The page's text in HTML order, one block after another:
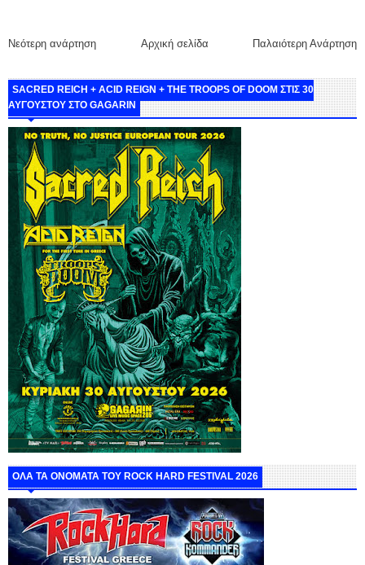
Νεότερη ανάρτηση Παλαιότερη Ανάρτηση
Αρχική σελίδα
SACRED REICH + ACID REIGN + THE TROOPS OF DOOM ΣΤΙΣ 30
ΑΥΓΟΥΣΤΟΥ ΣΤΟ GAGARIN
ΟΛΑ ΤΑ ΟΝΟΜΑΤΑ ΤΟΥ ROCK HARD FESTIVAL 2026